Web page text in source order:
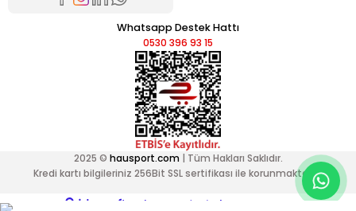
Whatsapp Destek Hattı
0530 396 93 15
2025 © hausport.com | Tüm Hakları Saklıdır.
Kredi kartı bilgileriniz 256Bit SSL sertifikası ile korunmaktadır.
ideasoft